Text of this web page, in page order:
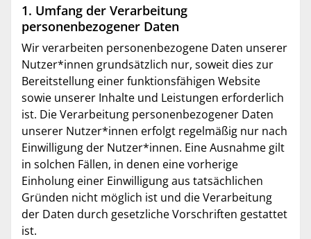
1. Umfang der Verarbeitung
personenbezogener Daten
Wir verarbeiten personenbezogene Daten unserer
Nutzer*innen grundsätzlich nur, soweit dies zur
Bereitstellung einer funktionsfähigen Website
sowie unserer Inhalte und Leistungen erforderlich
ist. Die Verarbeitung personenbezogener Daten
unserer Nutzer*innen erfolgt regelmäßig nur nach
Einwilligung der Nutzer*innen. Eine Ausnahme gilt
in solchen Fällen, in denen eine vorherige
Einholung einer Einwilligung aus tatsächlichen
Gründen nicht möglich ist und die Verarbeitung
der Daten durch gesetzliche Vorschriften gestattet
ist.